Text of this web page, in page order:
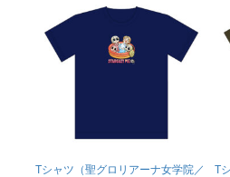
Tシャツ（聖グロリアーナ女学院／
T